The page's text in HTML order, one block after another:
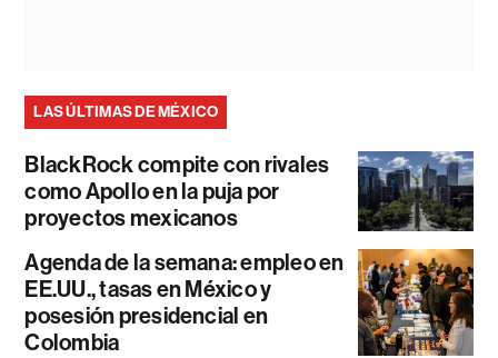
LAS ÚLTIMAS DE MÉXICO
BlackRock compite con rivales
como Apollo en la puja por
proyectos mexicanos
Agenda de la semana: empleo en
EE.UU., tasas en México y
posesión presidencial en
Colombia